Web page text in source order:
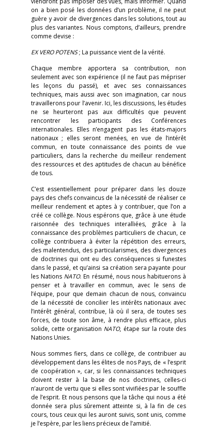
on a bien posé les données d’un problème, il ne peut
guère y avoir de divergences dans les solutions, tout au
plus des variantes. Nous comptons, d’ailleurs, prendre
comme devise :
EX VERO POTENS; La puissance vient de la vérité.
Chaque membre apportera sa contribution, non
seulement avec son expérience (il ne faut pas mépriser
les leçons du passé), et avec ses connaissances
techniques, mais aussi avec son imagination, car nous
travaillerons pour l’avenir. Ici, les discussions, les études
ne se heurteront pas aux difficultés que peuvent
rencontrer les participants des Conférences
internationales. Elles n’engagent pas les états-majors
nationaux ; elles seront menées, en vue de l’intérêt
commun, en toute connaissance des points de vue
particuliers, dans la recherche du meilleur rendement
des ressources et des aptitudes de chacun au bénéfice
de tous.
C’est essentiellement pour préparer dans les douze
pays des chefs convaincus de la nécessité de réaliser ce
meilleur rendement et aptes à y contribuer, que l’on a
créé ce collège. Nous espérons que, grâce à une étude
raisonnée des techniques interalliées, grâce à la
connaissance des problèmes particuliers de chacun, ce
collège contribuera à éviter la répétition des erreurs,
des malentendus, des particularismes, des divergences
de doctrines qui ont eu des conséquences si funestes
dans le passé, et qu’ainsi sa création sera payante pour
les Nations NATO. En résumé, nous nous habituerons à
penser et à travailler en commun, avec le sens de
l’équipe, pour que demain chacun de nous, convaincu
de la nécessité de concilier les intérêts nationaux avec
l’intérêt général, contribue, là où il sera, de toutes ses
forces, de toute son âme, à rendre plus efficace, plus
solide, cette organisation NATO, étape sur la route des
Nations Unies.
Nous sommes fiers, dans ce collège, de contribuer au
développement dans les élites de nos Pays, de « l’esprit
de coopération », car, si les connaissances techniques
doivent rester à la base de nos doctrines, celles-ci
n’auront de vertu que si elles sont vivifiées par le souffle
de l’esprit. Et nous pensons que la tâche qui nous a été
donnée sera plus sûrement atteinte si, à la fin de ces
cours, tous ceux qui les auront suivis, sont unis, comme
je l’espère, par les liens précieux de l’amitié.